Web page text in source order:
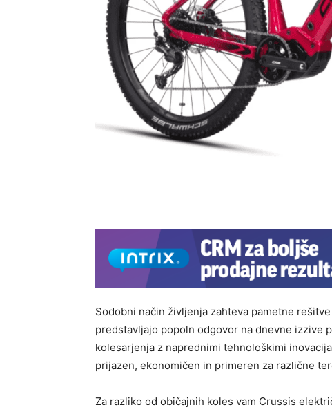
Sodobni način življenja zahteva pametne
predstavljajo popoln odgovor na dnevne izzive
kolesarjenja z naprednimi tehnološkimi
prijazen, ekonomičen in primeren za različne
Za razliko od običajnih koles vam Crussis